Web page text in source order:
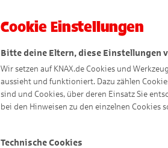
Cookie Einstellungen
Bitte deine Eltern, diese Einstellungen
Wir setzen auf KNAX.de Cookies und
aussieht und funktioniert. Dazu zählen
sind und Cookies, über deren Einsatz Sie
bei den Hinweisen zu den einzelnen Cookies
Technische Cookies